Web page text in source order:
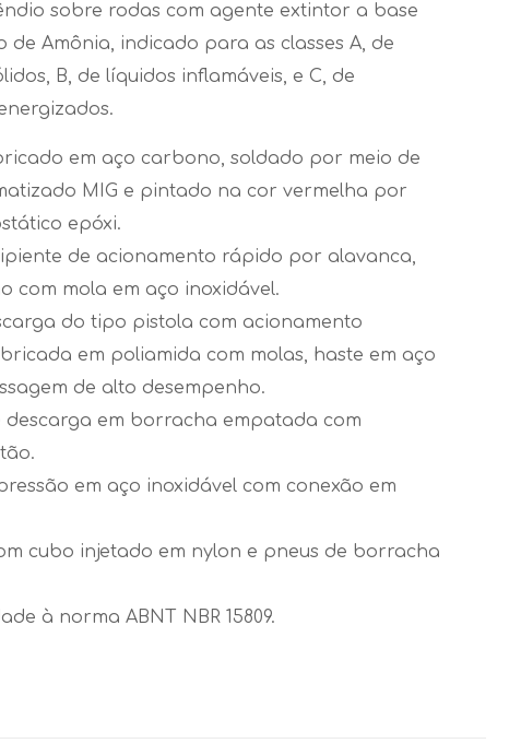
sobre rodas com agente extintor a base
de Amônia, indicado para as classes A, de
B, de líquidos inflamáveis, e C, de
em aço carbono, soldado por meio de
MIG e pintado na cor vermelha por
epóxi.
de acionamento rápido por alavanca,
com mola em aço inoxidável.
do tipo pistola com acionamento
em poliamida com molas, haste em aço
de alto desempenho.
descarga em borracha empatada com
em aço inoxidável com conexão em
cubo injetado em nylon e pneus de borracha
à norma ABNT NBR 15809.